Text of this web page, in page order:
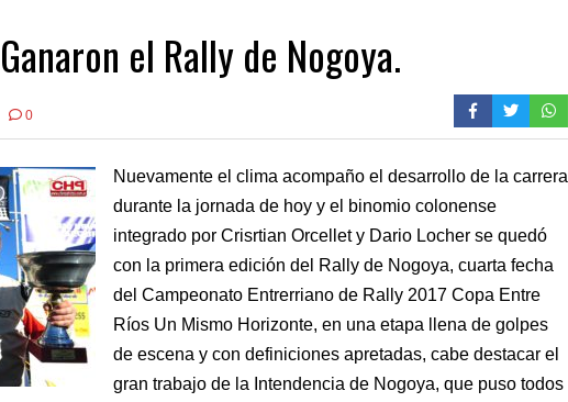
el Rally de Nogoya.
0
Nuevamente el clima acompaño el desarrollo de la carrera
durante la jornada de hoy y el binomio colonense
integrado por Crisrtian Orcellet y Dario Locher se quedó
con la primera edición del Rally de Nogoya, cuarta fecha
del Campeonato Entrerriano de Rally 2017 Copa Entre
Ríos Un Mismo Horizonte, en una etapa llena de golpes
de escena y con definiciones apretadas, cabe destacar el
gran trabajo de la Intendencia de Nogoya, que puso todos